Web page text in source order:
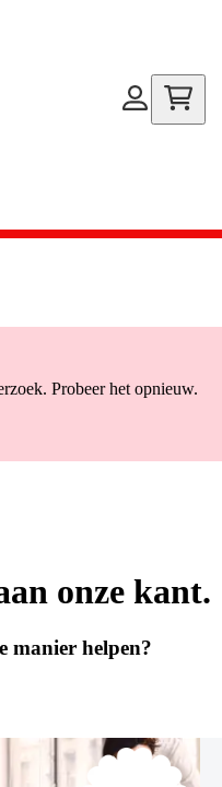
Probeer het opnieuw.
onze kant.
manier helpen?